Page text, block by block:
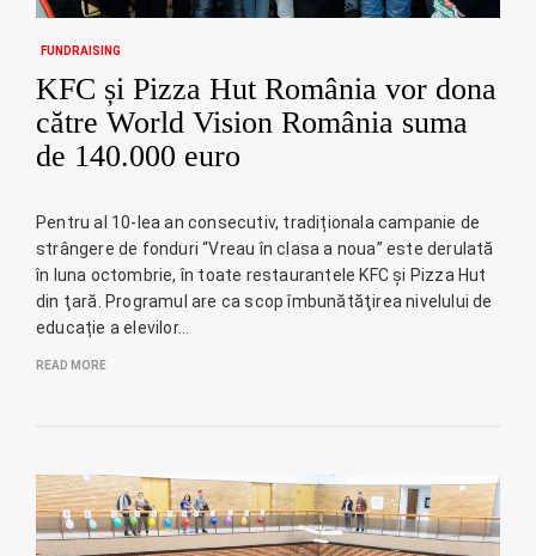
FUNDRAISING
KFC și Pizza Hut România vor dona
către World Vision România suma
de 140.000 euro
Pentru al 10-lea an consecutiv, tradiționala campanie de
strângere de fonduri “Vreau în clasa a noua” este derulată
în luna octombrie, în toate restaurantele KFC și Pizza Hut
din ţară. Programul are ca scop îmbunătăţirea nivelului de
educație a elevilor…
READ MORE